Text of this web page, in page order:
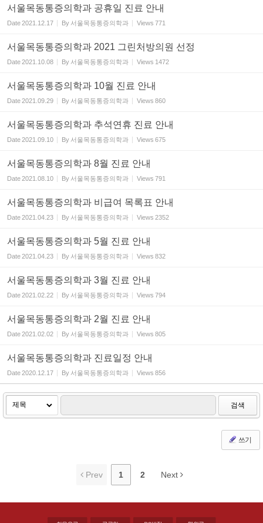
서울목동통증의학과 공휴일 진료 안내
Date2021.12.17 By 서울목동통증의학과 Views 771
서울목동통증의학과 2021 그린처방의원 선정
Date2021.10.08 By 서울목동통증의학과 Views 1472
서울목동통증의학과 10월 진료 안내
Date2021.09.29 By 서울목동통증의학과 Views 860
서울목동통증의학과 추석연휴 진료 안내
Date2021.09.10 By 서울목동통증의학과 Views 675
서울목동통증의학과 8월 진료 안내
Date2021.08.10 By 서울목동통증의학과 Views 791
서울목동통증의학과 비급여 목록표 안내
Date2021.04.23 By 서울목동통증의학과 Views 2352
서울목동통증의학과 5월 진료 안내
Date2021.04.23 By 서울목동통증의학과 Views 832
서울목동통증의학과 3월 진료 안내
Date2021.02.22 By 서울목동통증의학과 Views 794
서울목동통증의학과 2월 진료 안내
Date2021.02.02 By 서울목동통증의학과 Views 805
서울목동통증의학과 진료일정 안내
Date2020.12.17 By 서울목동통증의학과 Views 856
검색
쓰기
Prev 1 2 Next